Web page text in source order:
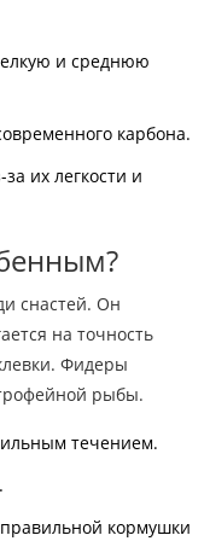
и среднюю
карбона.
их легкости и
снастей. Он
на точность
Фидеры
рыбы.
течением.
кормушки